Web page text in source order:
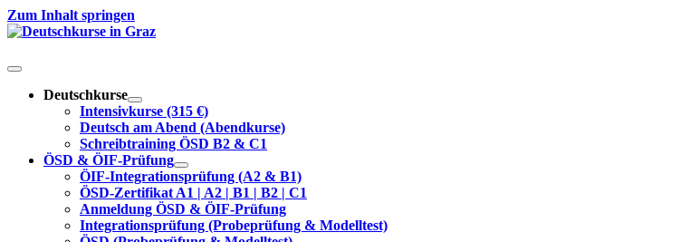
Zum Inhalt springen
Deutschkurse
Intensivkurse (315 €)
Deutsch am Abend (Abendkurse)
Schreibtraining ÖSD B2 & C1
ÖSD & ÖIF-Prüfung
ÖIF-Integrationsprüfung (A2 & B1)
ÖSD-Zertifikat A1 | A2 | B1 | B2 | C1
Anmeldung ÖSD & ÖIF-Prüfung
Integrationsprüfung (Probeprüfung & Modelltest)